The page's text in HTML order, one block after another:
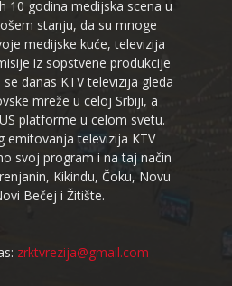
10 godina medijska scena u
stanju, da su mnoge
medijske kuće, televizija
iz sopstvene produkcije
danas KTV televizija gleda
mreže u celoj Srbiji, a
platforme u celom svetu.
emitovanja televizija KTV
svoj program i na taj način
Kikindu, Čoku, Novu
Bečej i Žitište.
zrktvrezija@gmail.com